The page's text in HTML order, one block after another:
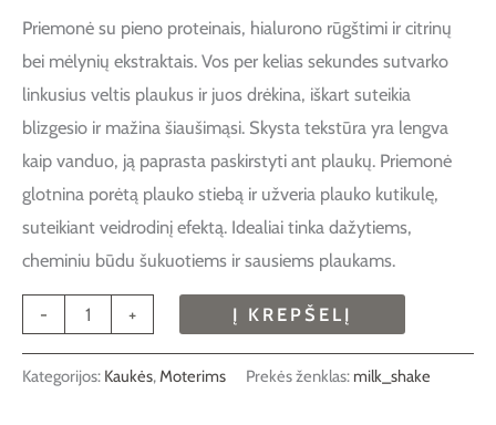
Priemonė su pieno proteinais, hialurono rūgštimi ir citrinų
bei mėlynių ekstraktais. Vos per kelias sekundes sutvarko
linkusius veltis plaukus ir juos drėkina, iškart suteikia
blizgesio ir mažina šiaušimąsi. Skysta tekstūra yra lengva
kaip vanduo, ją paprasta paskirstyti ant plaukų. Priemonė
glotnina porėtą plauko stiebą ir užveria plauko kutikulę,
suteikiant veidrodinį efektą. Idealiai tinka dažytiems,
cheminiu būdu šukuotiems ir sausiems plaukams.
- + Į KREPŠELĮ
Kategorijos: Kaukės,Moterims Prekės ženklas: milk_shake